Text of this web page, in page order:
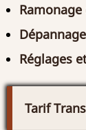
Réglages
Tarif